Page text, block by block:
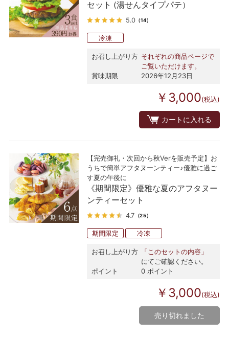
セット (湯せんタイプパテ）
5.0 （14）
冷凍
お召し上がり方 それぞれの商品ページで
ご覧いただけます。
賞味期限
2026年12月23日
￥3,000(税込)
カートに入れる
【完売御礼・次回から秋Verを販売予定】お
うちで簡単アフタヌーンティー♪優雅に過ご
す夏の午後に
《期間限定》優雅な夏のアフタヌー
ンティーセット
4.7 （25）
期間限定 冷凍
お召し上がり方
「このセットの内容」
にてご確認ください。
ポイント
0 ポイント
￥3,000(税込)
売り切れました